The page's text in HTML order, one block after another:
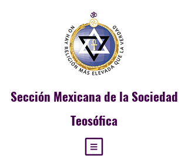
Sección Mexicana de la Sociedad
Teosófica